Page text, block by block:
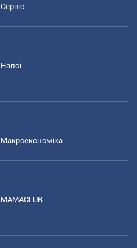
Сервіс
Напої
Макроекономіка
MAMACLUB